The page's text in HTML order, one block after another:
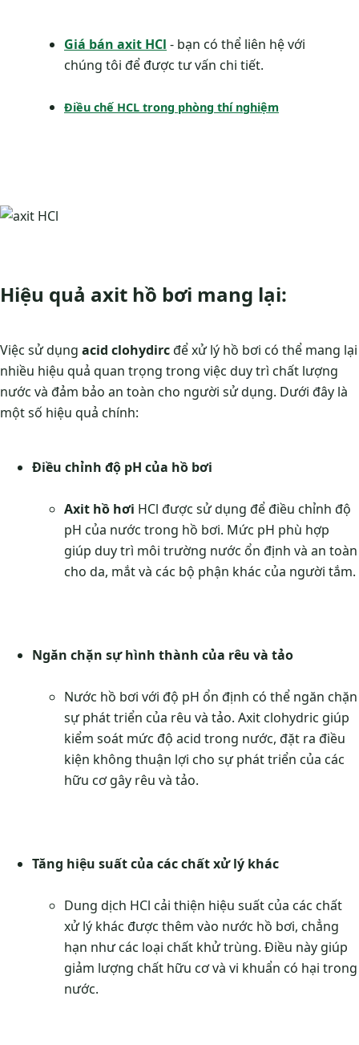
Giá bán axit HCl - bạn có thể liên hệ với
chúng tôi để được tư vấn chi tiết.
Điều chế HCL trong phòng thí nghiệm
Hiệu quả axit hồ bơi mang lại:
Việc sử dụng acid clohydircđể xử lý hồ bơi có thể mang lại
nhiều hiệu quả quan trọng trong việc duy trì chất lượng
nước và đảm bảo an toàn cho người sử dụng. Dưới đây là
một số hiệu quả chính:
Điều chỉnh độ pH của hồ bơi
Axit hồ hơi HCl được sử dụng để điều chỉnh độ
pH của nước trong hồ bơi. Mức pH phù hợp
giúp duy trì môi trường nước ổn định và an toàn
cho da, mắt và các bộ phận khác của người tắm.
Ngăn chặn sự hình thành của rêu và tảo
Nước hồ bơi với độ pH ổn định có thể ngăn chặn
sự phát triển của rêu và tảo. Axit clohydric giúp
kiểm soát mức độ acid trong nước, đặt ra điều
kiện không thuận lợi cho sự phát triển của các
hữu cơ gây rêu và tảo.
Tăng hiệu suất của các chất xử lý khác
Dung dịch HCl cải thiện hiệu suất của các chất
xử lý khác được thêm vào nước hồ bơi, chẳng
hạn như các loại chất khử trùng. Điều này giúp
giảm lượng chất hữu cơ và vi khuẩn có hại trong
nước.